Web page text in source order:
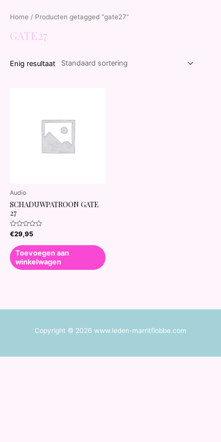
Home / Producten getagged “gate27”
GATE27
Enig resultaat
Audio
SCHADUWPATROON GATE
27
Waardering
0
5
€29,95
Toevoegen aan
winkelwagen
Copyright © 2026 www.leden-marritflobbe.com